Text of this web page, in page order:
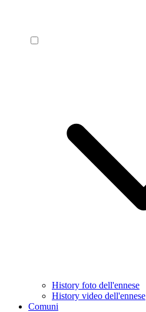
History foto dell'ennese
History video dell'ennese
Comuni